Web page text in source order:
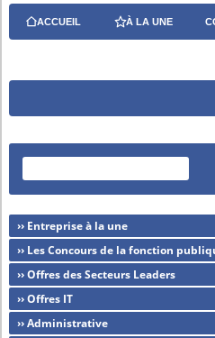
ACCUEIL À LA UNE
›› Entreprise à la une
›› Les Concours de la fonction
›› Offres des Secteurs Leaders
›› Offres IT
›› Administrative